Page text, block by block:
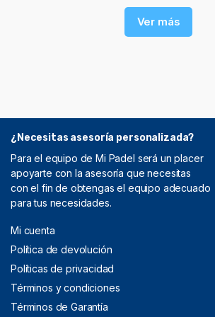
Ver más
¿Necesitas asesoría personalizada?
Para el equipo de Mi Padel será un placer
apoyarte con la asesoría que necesitas
con el fin de obtengas el equipo adecuado
para tus necesidades.
Mi cuenta
Política de devolución
Políticas de privacidad
Términos y condiciones
Términos de Garantía